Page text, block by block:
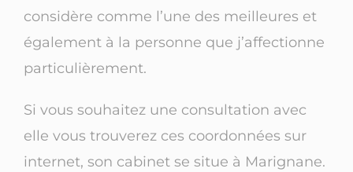
considère comme l’une des meilleures et
également à la personne que j’affectionne
particulièrement.
Si vous souhaitez une consultation avec
elle vous trouverez ces coordonnées sur
internet, son cabinet se situe à Marignane.